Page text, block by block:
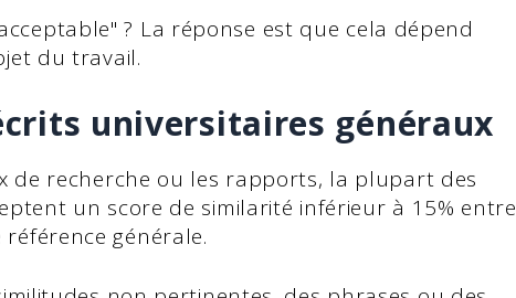
? La réponse est que cela dépend
du travail.
universitaires généraux
de recherche ou les rapports, la plupart des
un score de similarité inférieur à 15% entre
générale.